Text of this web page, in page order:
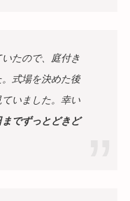
たので、庭付き
式場を決めた後
いました。幸い
までずっとどきど